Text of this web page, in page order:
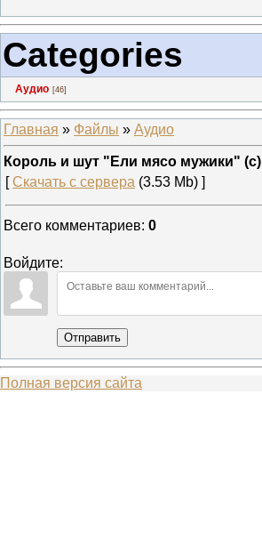
Categories
Аудио [46]
Главная » Файлы » Аудио
Король и шут "Ели мясо мужики" (с)
[Скачать с сервера (3.53 Mb) ]
Всего комментариев: 0
Войдите:
Отправить
Полная версия сайта